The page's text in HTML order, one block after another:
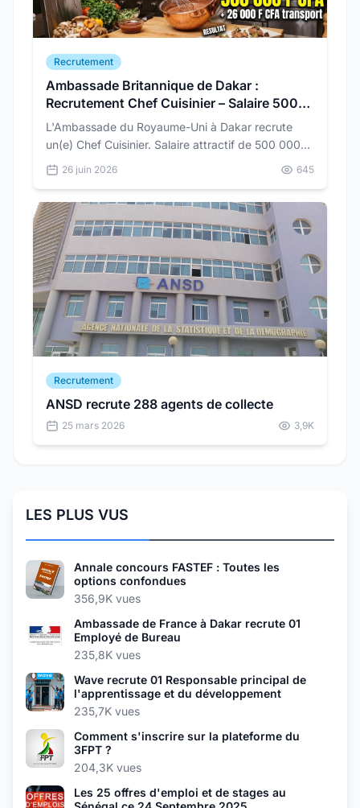
Recrutement
Ambassade Britannique de Dakar :
Recrutement Chef Cuisinier – Salaire 500
000 FCFA
L'Ambassade du Royaume-Uni à Dakar recrute
un(e) Chef Cuisinier. Salaire attractif de 500 000
FCFA + 26 000 FCFA de transport. Découvrez les
conditions et postulez.
26 juin 2026 645
Recrutement
ANSD recrute 288 agents de collecte
25 mars 2026 3,9K
LES PLUS VUS
Annale concours FASTEF : Toutes les
options confondues
356,9K vues
Ambassade de France à Dakar recrute 01
Employé de Bureau
235,8K vues
Wave recrute 01 Responsable principal de
l'apprentissage et du développement
235,7K vues
Comment s'inscrire sur la plateforme du
3FPT ?
204,3K vues
Les 25 offres d'emploi et de stages au